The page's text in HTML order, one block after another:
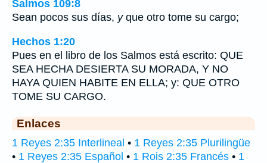
Salmos 109:8
Sean pocos sus días, yque otro tome su cargo;
Hechos 1:20
Pues en el libro de los Salmos está escrito: QUE
SEA HECHA DESIERTA SU MORADA, Y NO
HAYA QUIEN HABITE EN ELLA; y: QUE OTRO
TOME SU CARGO.
Enlaces
1 Reyes 2:35 Interlineal • 1 Reyes 2:35 Plurilingüe
• 1 Reyes 2:35 Español • 1 Rois 2:35 Francés • 1